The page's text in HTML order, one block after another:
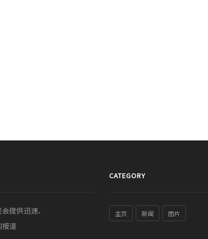
提供迅速、
道
CATEGORY
主页 新闻 图片